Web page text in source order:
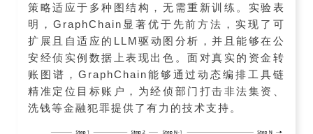
策略适应于多种图结构，无需重新训练。实验表
明，GraphChain显著优于先前方法，实现了可
扩展且自适应的LLM驱动图分析，并且能够在公
安经侦实例数据上表现出色。面对真实的资金转
账图谱，GraphChain能够通过动态编排工具链
精准定位目标账户，为经侦部门打击非法集资、
洗钱等金融犯罪提供了有力的技术支持。